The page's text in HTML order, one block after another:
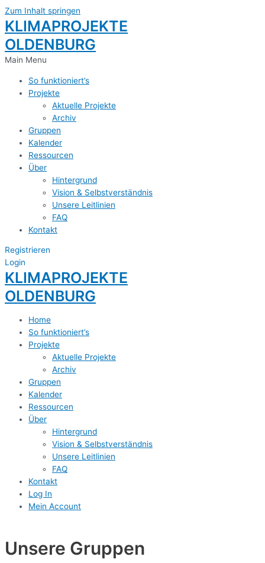
Zum Inhalt springen
KLIMAPROJEKTE
OLDENBURG
Main Menu
So funktioniert’s
Projekte
Aktuelle Projekte
Archiv
Gruppen
Kalender
Ressourcen
Über
Hintergrund
Vision & Selbstverständnis
Unsere Leitlinien
FAQ
Kontakt
Registrieren
Login
KLIMAPROJEKTE
OLDENBURG
Home
So funktioniert’s
Projekte
Aktuelle Projekte
Archiv
Gruppen
Kalender
Ressourcen
Über
Hintergrund
Vision & Selbstverständnis
Unsere Leitlinien
FAQ
Kontakt
Log In
Mein Account
Unsere Gruppen